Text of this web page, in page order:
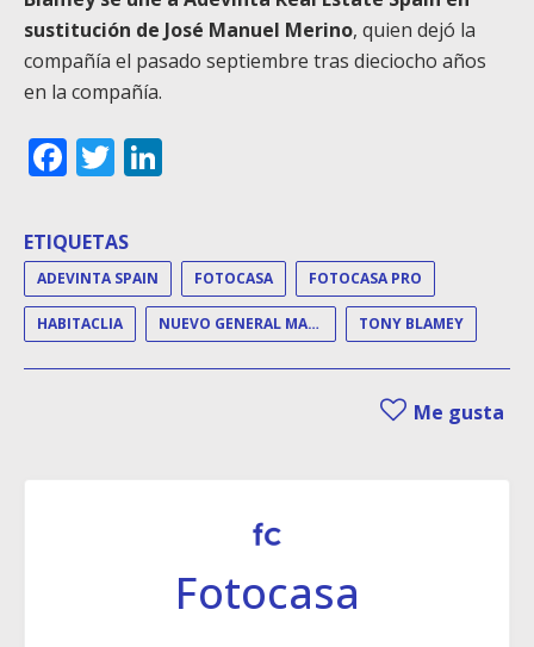
sustitución de José Manuel Merino, quien dejó la
compañía el pasado septiembre tras dieciocho años
en la compañía.
Facebook
Twitter
ETIQUETAS
ADEVINTA SPAIN FOTOCASA FOTOCASA PRO
HABITACLIA NUEVO GENERAL MANAGER TONY BLAMEY
Me gusta
Fotocasa